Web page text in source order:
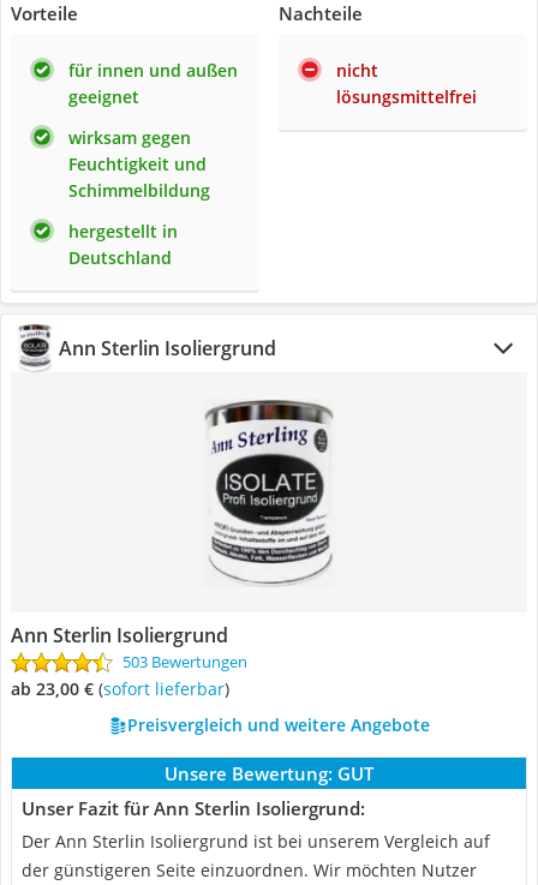
Vorteile
für innen und außen
geeignet
wirksam gegen
Feuchtigkeit und
Schimmelbildung
hergestellt in
Deutschland
Nachteile
nicht
lösungsmittelfrei
Ann Sterlin Isoliergrund
Ann Sterlin Isoliergrund
503 Bewertungen
ab 23,00 € ( Sofort lieferbar)
Preisvergleich und weitere Angebote
Unsere Bewertung: GUT
Unser Fazit für Ann Sterlin Isoliergrund:
Der Ann Sterlin Isoliergrund ist bei unserem Vergleich auf
der günstigeren Seite einzuordnen. Wir möchten Nutzer